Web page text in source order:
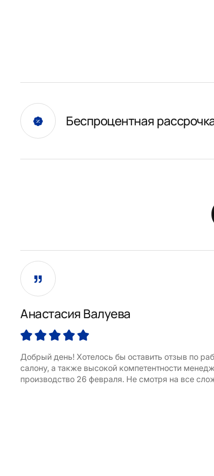
Беспроцентная
Анастасия Валуева
Добрый день! Хотелось бы оставить отзыв по
салону, а также высокой компетентности
производство 26 февраля. Не смотря на все